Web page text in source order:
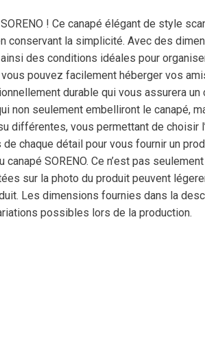
! Ce canapé élégant de style
conservant la simplicité. Avec des
des conditions idéales pour
pouvez facilement héberger vos
durable qui vous assurera
non seulement embelliront le canapé,
différentes, vous permettant de choisir
chaque détail pour vous fournir un
SORENO. Ce n’est pas
sur la photo du produit peuvent
Les dimensions fournies dans la
possibles lors de la production.